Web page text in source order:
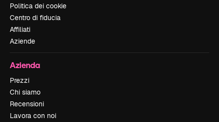
Politica dei cookie
Centro di fiducia
Affiliati
Aziende
Azienda
Prezzi
Chi siamo
Recensioni
Lavora con noi